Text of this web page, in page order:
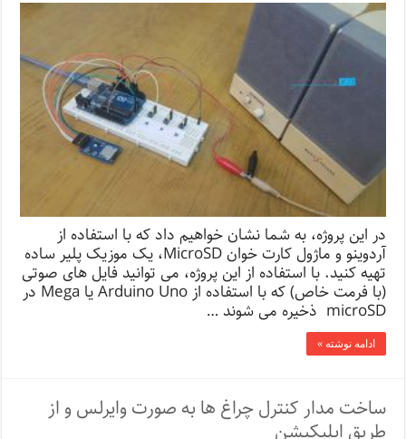
در این پروژه، به شما نشان خواهیم داد که با استفاده از
آردوینو و ماژول کارت خوان MicroSD، یک موزیک پلیر ساده
تهیه کنید. با استفاده از این پروژه، می توانید فایل های صوتی
(با فرمت خاص) که با استفاده از Arduino Uno یا Mega در
microSD ذخیره می شوند …
ادامه نوشته »
ساخت مدار کنترل چراغ ها به صورت وایرلس و از
طریق اپلیکیشن